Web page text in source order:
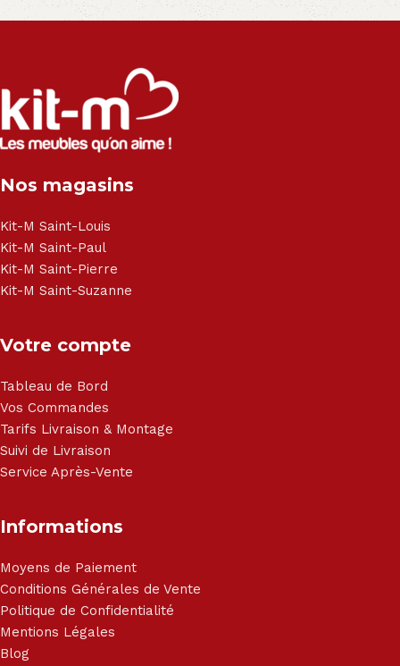
Nos magasins
Kit-M Saint-Louis
Kit-M Saint-Paul
Kit-M Saint-Pierre
Kit-M Saint-Suzanne
Votre compte
Tableau de Bord
Vos Commandes
Tarifs Livraison & Montage
Suivi de Livraison
Service Après-Vente
Informations
Moyens de Paiement
Conditions Générales de Vente
Politique de Confidentialité
Mentions Légales
Blog